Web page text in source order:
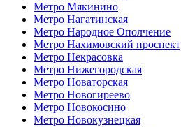
Метро Мякинино
Метро Нагатинская
Метро Народное Ополчение
Метро Нахимовский проспект
Метро Некрасовка
Метро Нижегородская
Метро Новаторская
Метро Новогиреево
Метро Новокосино
Метро Новокузнецкая